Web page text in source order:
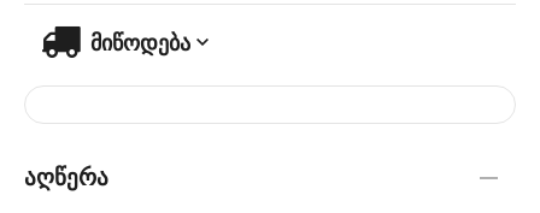
მიწოდება
აღწერა